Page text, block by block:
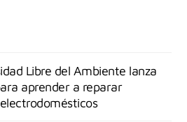
Libre del Ambiente lanza
aprender a reparar